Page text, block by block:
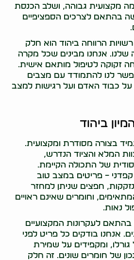
מקצועית גבוהה, ושלב הכנסת
בהתאם לצרכים הספציפיים
הרווחה ביהוד הוא חלק
שלנו. אנחנו מבינים שכל מקרה
זקוקה לטיפול מותאם אישית.
לנו להתמודד עם מצבים
על כבוד האדם ועל רגישות למצב
ביהוד
בצורה מסודרת ומקצועית.
המלא והציוד הנדרש,
של התכולה הקיימת.
קפדני – פריטים במצב טוב
חפצים שניתן למחזר
וחומרים שאינם ראויים
נאות.
בהתאם לעקרונות המקצועיים
אנחנו בודקים כל פריט לפני
ומקפידים על שמירת
של חומרים שונים. זה חלק